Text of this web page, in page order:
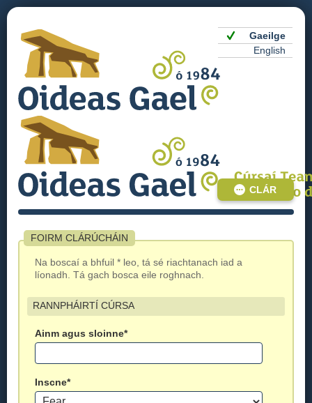
Gaeilge
English
CLÁR
FOIRM CLÁRÚCHÁIN
Na boscaí a bhfuil * leo, tá sé riachtanach iad a
líonadh. Tá gach bosca eile roghnach.
RANNPHÁIRTÍ CÚRSA
Ainm agus sloinne*
Inscne*